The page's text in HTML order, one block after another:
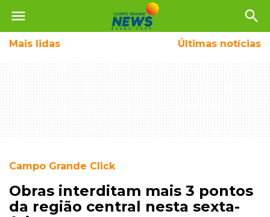
menu search
Mais lidas Últimas notícias
Campo Grande Click
Obras interditam mais 3 pontos
da região central nesta sexta-